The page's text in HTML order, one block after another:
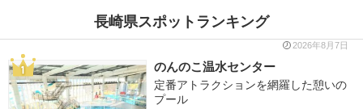
長崎県スポットランキング
2026年8月7日
のんのこ温水センター
定番アトラクションを網羅した憩いの
プール